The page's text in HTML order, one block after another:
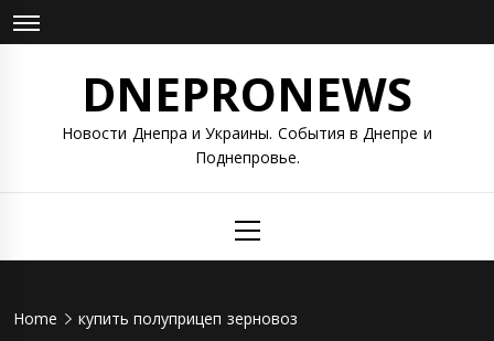
Skip
to
DNEPRONEWS
Новости Днепра и Украины. События в Днепре и
Поднепровье.
Menu
Home купить полуприцеп зерновоз